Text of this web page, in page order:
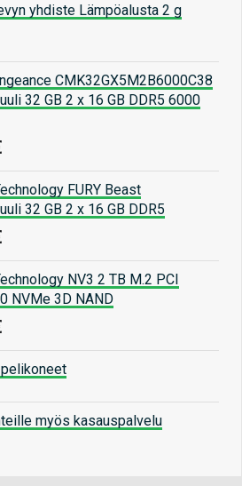
yhdiste Lämpöalusta 2 g
CMK32GX5M2B6000C38
32 GB 2 x 16 GB DDR5 6000
FURY Beast
32 GB 2 x 16 GB DDR5
NV3 2 TB M.2 PCI
NVMe 3D NAND
myös kasauspalvelu